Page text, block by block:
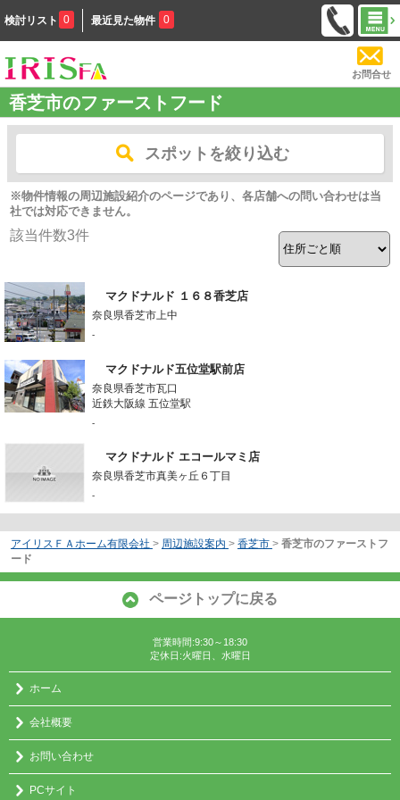
検討リスト 0 最近見た物件 0
お問合せ
香芝市のファーストフード
スポットを絞り込む
※物件情報の周辺施設紹介のページであり、各店舗への問い合わせは当
社では対応できません。
該当件数3件
マクドナルド １６８香芝店
奈良県香芝市上中
-
マクドナルド五位堂駅前店
奈良県香芝市瓦口
近鉄大阪線 五位堂駅
-
マクドナルド エコールマミ店
奈良県香芝市真美ヶ丘６丁目
-
アイリスＦＡホーム有限会社 > 周辺施設案内 > 香芝市 > 香芝市のファーストフ
ード
ページトップに戻る
営業時間:9:30～18:30
定休日:火曜日、水曜日
ホーム
会社概要
お問い合わせ
PCサイト